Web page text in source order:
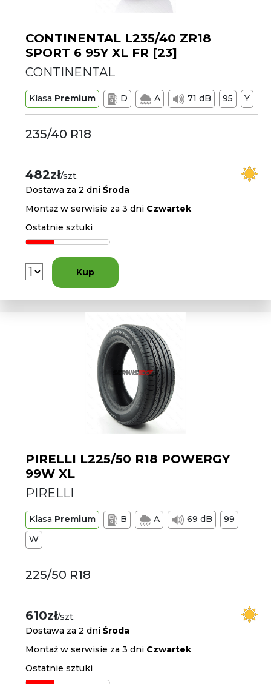
CONTINENTAL L235/40 ZR18
SPORT 6 95Y XL FR [23]
CONTINENTAL
Klasa Premium D A 71 dB 95 Y
235/40 R18
482zł/szt.
Dostawa za 2 dniŚroda
Montaż w serwisie za 3 dni Czwartek
Ostatnie sztuki
Kup
PIRELLI L225/50 R18 POWERGY
99W XL
PIRELLI
Klasa Premium B A 69 dB
99
W
225/50 R18
610zł/szt.
Dostawa za 2 dniŚroda
Montaż w serwisie za 3 dni Czwartek
Ostatnie sztuki